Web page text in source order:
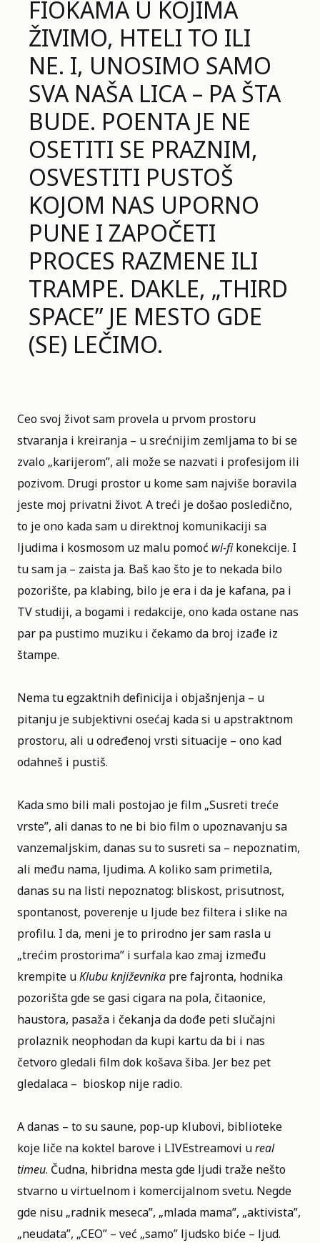
FIOKAMA U KOJIMA
ŽIVIMO, HTELI TO ILI
NE. I, UNOSIMO SAMO
SVA NAŠA LICA – PA ŠTA
BUDE. POENTA JE NE
OSETITI SE PRAZNIM,
OSVESTITI PUSTOŠ
KOJOM NAS UPORNO
PUNE I ZAPOČETI
PROCES RAZMENE ILI
TRAMPE. DAKLE, „THIRD
SPACE” JE MESTO GDE
(SE) LEČIMO.
Ceo svoj život sam provela u prvom prostoru
stvaranja i kreiranja – u srećnijim zemljama to bi se
zvalo „karijerom”, ali može se nazvati i profesijom ili
pozivom. Drugi prostor u kome sam najviše boravila
jeste moj privatni život. A treći je došao posledično,
to je ono kada sam u direktnoj komunikaciji sa
ljudima i kosmosom uz malu pomoć wi-fikonekcije. I
tu sam ja – zaista ja. Baš kao što je to nekada bilo
pozorište, pa klabing, bilo je era i da je kafana, pa i
TV studiji, a bogami i redakcije, ono kada ostane nas
par pa pustimo muziku i čekamo da broj izađe iz
štampe.
Nema tu egzaktnih definicija i objašnjenja – u
pitanju je subjektivni osećaj kada si u apstraktnom
prostoru, ali u određenoj vrsti situacije – ono kad
odahneš i pustiš.
Kada smo bili mali postojao je film „Susreti treće
vrste”, ali danas to ne bi bio film o upoznavanju sa
vanzemaljskim, danas su to susreti sa – nepoznatim,
ali među nama, ljudima. A koliko sam primetila,
danas su na listi nepoznatog: bliskost, prisutnost,
spontanost, poverenje u ljude bez filtera i slike na
profilu. I da, meni je to prirodno jer sam rasla u
„trećim prostorima” i surfala kao zmaj između
krempite uKlubu književnika pre fajronta, hodnika
pozorišta gde se gasi cigara na pola, čitaonice,
haustora, pasaža i čekanja da dođe peti slučajni
prolaznik neophodan da kupi kartu da bi i nas
četvoro gledali film dok košava šiba. Jer bez pet
gledalaca – bioskop nije radio.
A danas – to su saune, pop-up klubovi, biblioteke
koje liče na koktel barove i LIVEstreamovi ureal
timeu. Čudna, hibridna mesta gde ljudi traže nešto
stvarno u virtuelnom i komercijalnom svetu. Negde
gde nisu „radnik meseca”, „mlada mama”, „aktivista”,
„neudata”, „CEO” – već „samo” ljudsko biće – ljud.